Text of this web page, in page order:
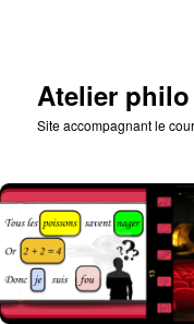
Atelier philo
Site accompagnant le